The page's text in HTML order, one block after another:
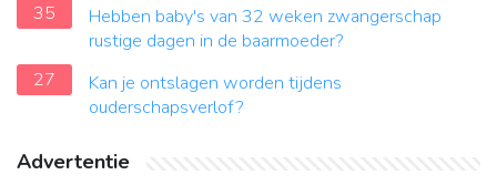
35
Hebben baby's van 32 weken zwangerschap
rustige dagen in de baarmoeder?
27
Kan je ontslagen worden tijdens
ouderschapsverlof?
Advertentie